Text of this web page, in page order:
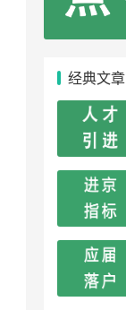
经典文章